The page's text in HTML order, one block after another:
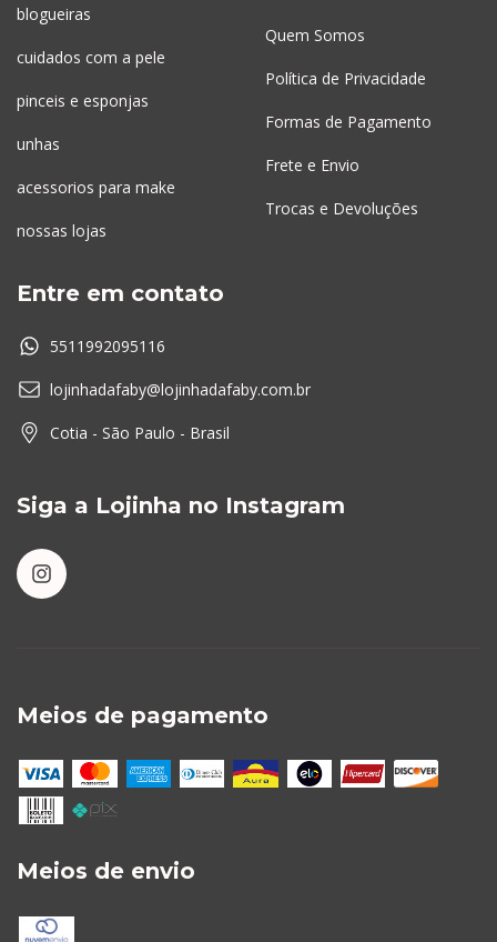
blogueiras
cuidados com a pele
pinceis e esponjas
unhas
acessorios para make
nossas lojas
Quem Somos
Política de Privacidade
Formas de Pagamento
Frete e Envio
Trocas e Devoluções
Entre em contato
5511992095116
lojinhadafaby@lojinhadafaby.com.br
Cotia - São Paulo - Brasil
Siga a Lojinha no Instagram
Meios de pagamento
Meios de envio